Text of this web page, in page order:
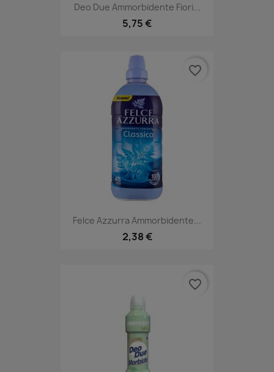
Deo Due Ammorbidente Fiori...
5,75 €
Felce Azzurra Ammorbidente...
2,38 €
favorite_border
favorite_border